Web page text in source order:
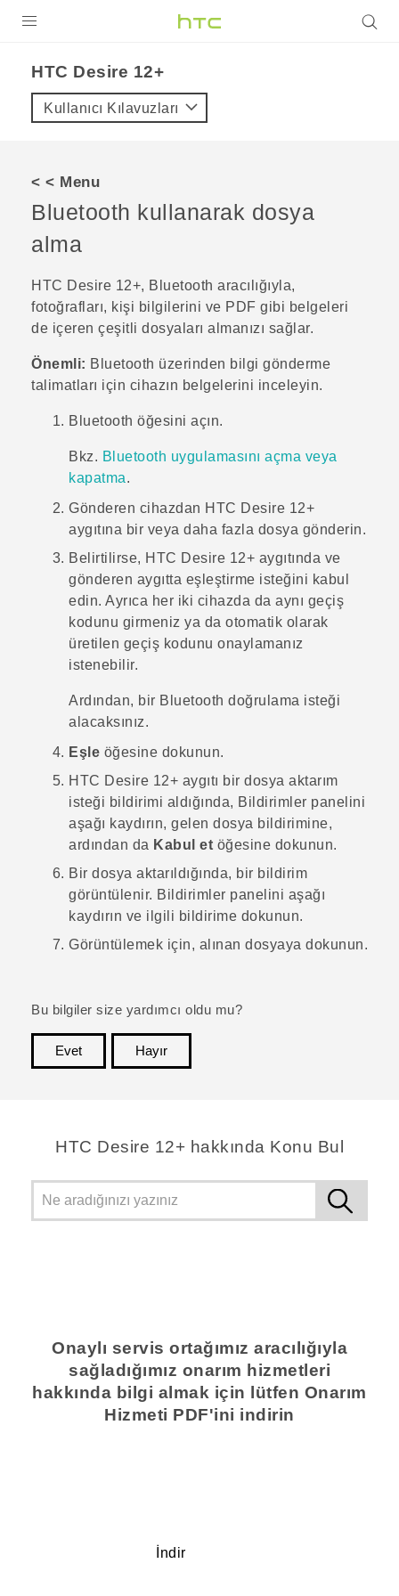
VIVE
VIVERSE
DESTEK
HTC Desire 12+‎
Kullanıcı Kılavuzları
< < Menu
Bluetooth kullanarak dosya
alma
HTC Desire 12+, Bluetooth aracılığıyla,
fotoğrafları, kişi bilgilerini ve PDF gibi belgeleri
de içeren çeşitli dosyaları almanızı sağlar.
Önemli: Bluetooth üzerinden bilgi gönderme
talimatları için cihazın belgelerini inceleyin.
Bluetooth öğesini açın.
Bkz. Bluetooth uygulamasını açma veya
kapatma.
Gönderen cihazdan HTC Desire 12+
aygıtına bir veya daha fazla dosya gönderin.
Belirtilirse, HTC Desire 12+ aygıtında ve
gönderen aygıtta eşleştirme isteğini kabul
edin. Ayrıca her iki cihazda da aynı geçiş
kodunu girmeniz ya da otomatik olarak
üretilen geçiş kodunu onaylamanız
istenebilir.
Ardından, bir Bluetooth doğrulama isteği
alacaksınız.
Eşle öğesine dokunun.
HTC Desire 12+ aygıtı bir dosya aktarım
isteği bildirimi aldığında, Bildirimler panelini
aşağı kaydırın, gelen dosya bildirimine,
ardından da Kabul et öğesine dokunun.
Bir dosya aktarıldığında, bir bildirim
görüntülenir. Bildirimler panelini aşağı
kaydırın ve ilgili bildirime dokunun.
Görüntülemek için, alınan dosyaya dokunun.
Bu bilgiler size yardımcı oldu mu?
Evet
Hayır
HTC Desire 12+ hakkında Konu Bul
Onaylı servis ortağımız aracılığıyla
sağladığımız onarım hizmetleri
hakkında bilgi almak için lütfen Onarım
Hizmeti PDF'ini indirin
İndir